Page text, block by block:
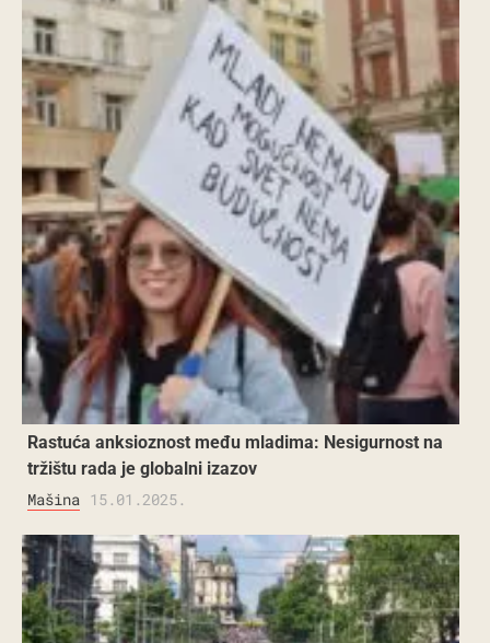
Rastuća anksioznost među mladima: Nesigurnost na
tržištu rada je globalni izazov
Mašina 15.01.2025.